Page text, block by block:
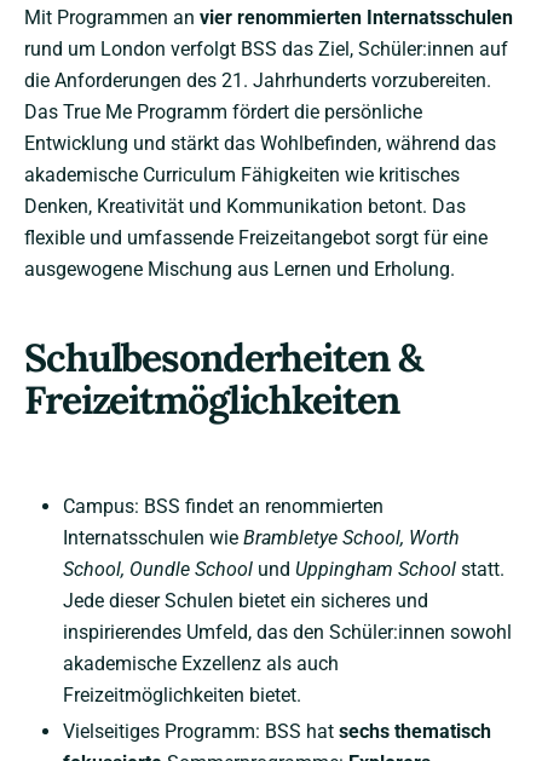
Mit Programmen an vier renommierten Internatsschulen
rund um London verfolgt BSS das Ziel, Schüler:innen auf
die Anforderungen des 21. Jahrhunderts vorzubereiten.
Das True Me Programm fördert die persönliche
Entwicklung und stärkt das Wohlbefinden, während das
akademische Curriculum Fähigkeiten wie kritisches
Denken, Kreativität und Kommunikation betont. Das
flexible und umfassende Freizeitangebot sorgt für eine
ausgewogene Mischung aus Lernen und Erholung.
Schulbesonderheiten &
Freizeitmöglichkeiten
Campus: BSS findet an renommierten
Internatsschulen wie Brambletye School, Worth
School, Oundle School und Uppingham School statt.
Jede dieser Schulen bietet ein sicheres und
inspirierendes Umfeld, das den Schüler:innen sowohl
akademische Exzellenz als auch
Freizeitmöglichkeiten bietet.
Vielseitiges Programm: BSS hat sechs thematisch